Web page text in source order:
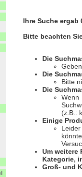
Ihre Suche ergab
Bitte beachten
Die
Die
Bitte
Die
(z.B.:
Einige
Um weitere
Kategorie,
Groß- und